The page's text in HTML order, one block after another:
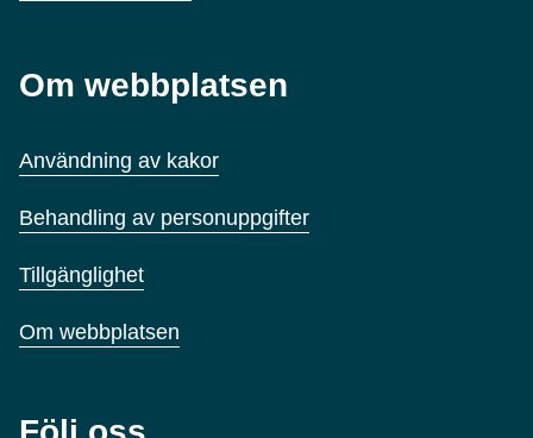
Om webbplatsen
Användning av kakor
Behandling av personuppgifter
Tillgänglighet
Om webbplatsen